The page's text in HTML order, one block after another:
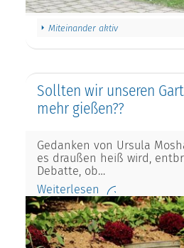
Miteinander aktiv
Sollten wir unseren
mehr gießen??
Gedanken von Ursula
es draußen heiß wird,
Debatte, ob…
Weiterlesen